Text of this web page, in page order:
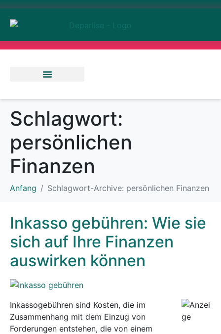
Schlagwort:
persönlichen
Finanzen
Anfang Schlagwort-Archive: persönlichen Finanzen
Inkasso gebühren: Wie sie
sich auf Ihre Finanzen
auswirken können
Inkassogebühren sind Kosten, die im
Zusammenhang mit dem Einzug von
Forderungen entstehen, die von einem